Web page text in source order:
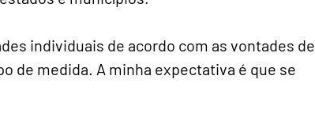
individuais de acordo com as vontades de
de medida. A minha expectativa é que se